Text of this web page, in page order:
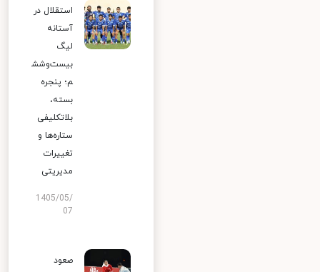
استقلال در
آستانه
لیگ
بیست‌وشش
م؛ پنجره
بسته،
بلاتکلیفی
ستاره‌ها و
تغییرات
مدیریتی
1405/05/
07
صعود